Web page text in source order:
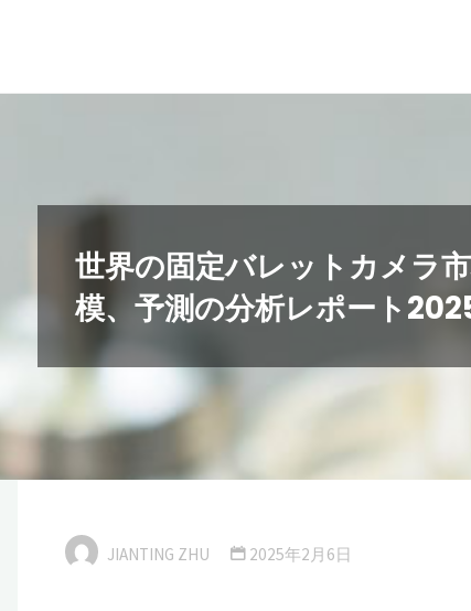
世界の固定バレットカメラ
模、予測の分析レポート
JIANTING ZHU 2025年2月6日